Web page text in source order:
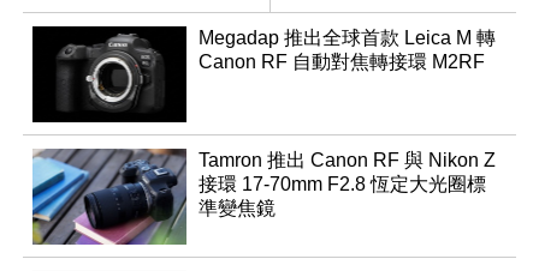
登場
Megadap 推出全球首款 Leica M 轉
Canon RF 自動對焦轉接環 M2RF
Tamron 推出 Canon RF 與 Nikon Z
接環 17-70mm F2.8 恆定大光圈標
準變焦鏡